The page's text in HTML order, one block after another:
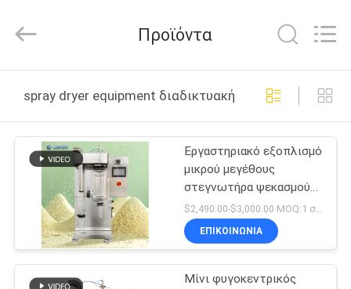
ΠΡΟΪΌΝΤΑ
ΒΊΝΤΕΟ
ΠΕΡΊΠΟΥ
ΕΜΕΊΣ
Industry
Co.,Ltd.
Reserved.
Προϊόντα
spray dryer equipment διαδικτυακή κατασκευή
Εργαστηριακό εξοπλισμό
μικρού μεγέθους
στεγνωτήρα ψεκασμού
για σκόνη
απορρυπαντικού ορού
γάλακτος πρωτεϊνών
$2,490.00-$3,000.00 MOQ:1 σύνολο
ΕΠΙΚΟΙΝΩΝΙΑ
Μίνι φυγοκεντρικός